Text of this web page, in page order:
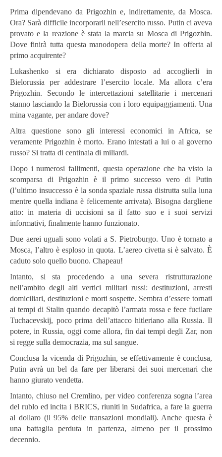
Prima dipendevano da Prigozhin e, indirettamente, da Mosca.
Ora? Sarà difficile incorporarli nell’esercito russo. Putin ci aveva
provato e la reazione è stata la marcia su Mosca di Prigozhin.
Dove finirà tutta questa manodopera della morte? In offerta al
primo acquirente?
Lukashenko si era dichiarato disposto ad accoglierli in
Bielorussia per addestrare l’esercito locale. Ma allora c’era
Prigozhin. Secondo le intercettazioni satellitarie i mercenari
stanno lasciando la Bielorussia con i loro equipaggiamenti. Una
mina vagante, per andare dove?
Altra questione sono gli interessi economici in Africa, se
veramente Prigozhin è morto. Erano intestati a lui o al governo
russo? Si tratta di centinaia di miliardi.
Dopo i numerosi fallimenti, questa operazione che ha visto la
scomparsa di Prigozhin è il primo successo vero di Putin
(l’ultimo insuccesso è la sonda spaziale russa distrutta sulla luna
mentre quella indiana è felicemente arrivata). Bisogna dargliene
atto: in materia di uccisioni sa il fatto suo e i suoi servizi
informativi, finalmente hanno funzionato.
Due aerei uguali sono volati a S. Pietroburgo. Uno è tornato a
Mosca, l’altro è esploso in quota. L’aereo civetta si è salvato. È
caduto solo quello buono. Chapeau!
Intanto, si sta procedendo a una severa ristrutturazione
nell’ambito degli alti vertici militari russi: destituzioni, arresti
domiciliari, destituzioni e morti sospette. Sembra d’essere tornati
ai tempi di Stalin quando decapitò l’armata rossa e fece fucilare
Tuchacevskij, poco prima dell’attacco hitleriano alla Russia. Il
potere, in Russia, oggi come allora, fin dai tempi degli Zar, non
si regge sulla democrazia, ma sul sangue.
Conclusa la vicenda di Prigozhin, se effettivamente è conclusa,
Putin avrà un bel da fare per liberarsi dei suoi mercenari che
hanno giurato vendetta.
Intanto, chiuso nel Cremlino, per video conferenza sogna l’area
del rublo ed incita i BRICS, riuniti in Sudafrica, a fare la guerra
al dollaro (il 95% delle transazioni mondiali). Anche questa è
una battaglia perduta in partenza, almeno per il prossimo
decennio.